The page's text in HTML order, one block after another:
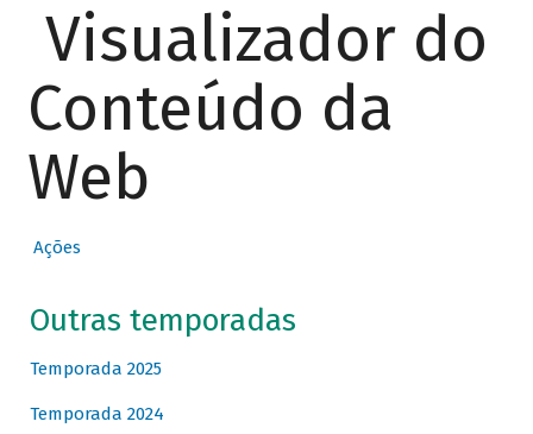
Visualizador do
Conteúdo da
Web
Ações
Outras temporadas
Temporada 2025
Temporada 2024